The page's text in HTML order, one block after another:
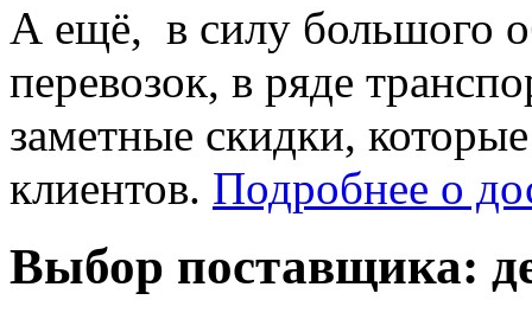
А ещё, в силу большого
перевозок, в ряде
заметные скидки,
клиентов. Подробнее о
Выбор поставщика: